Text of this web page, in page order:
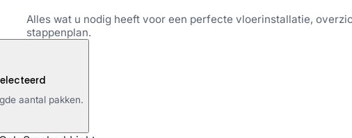
Alles wat u nodig heeft voor een perfecte vloerinstallatie,
stappenplan.
aantal pakken.